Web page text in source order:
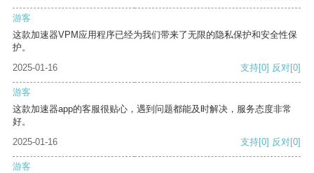
游客
这款加速器VPM应用程序已经为我们带来了无限的隐私保护和安全性保
护。
2025-01-16
支持[0] 反对[0]
游客
这款加速器app的客服很贴心，遇到问题都能及时解决，服务态度非常
好。
2025-01-16
支持[0] 反对[0]
游客